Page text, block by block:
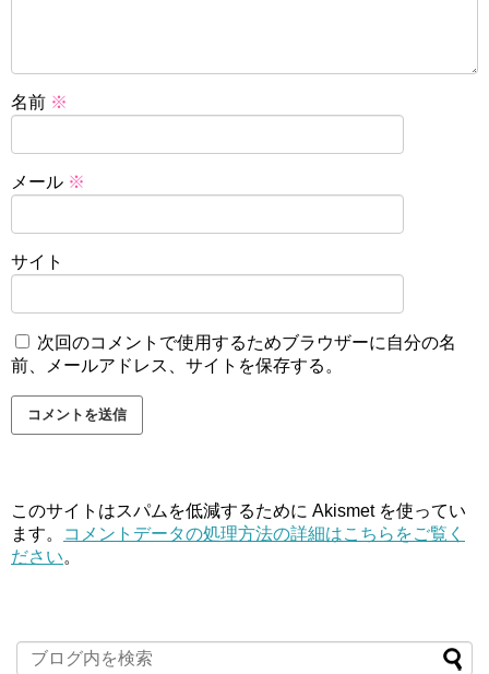
名前 ※
メール ※
サイト
次回のコメントで使用するためブラウザーに自分の名
前、メールアドレス、サイトを保存する。
このサイトはスパムを低減するために Akismet を使ってい
ます。
コメントデータの処理方法の詳細はこちらをご覧く
ださい。